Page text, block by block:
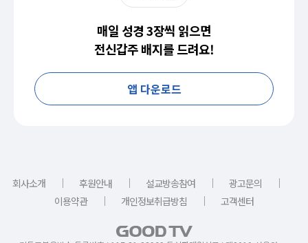
매일 성경 3장씩 읽으면
전신갑주 배지를 드려요!
앱 다운로드
회사소개 ｜ 후원안내 ｜ 설교방송참여 ｜ 광고문의
｜
이용약관
｜ 개인정보취급방침 ｜ 고객센터